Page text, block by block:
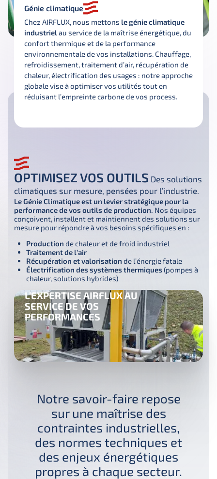
Génie climatique
Chez AIRFLUX, nous mettons le génie climatique
industriel au service de la maîtrise énergétique, du
confort thermique et de la performance
environnementale de vos installations. Chauffage,
refroidissement, traitement d’air, récupération de
chaleur, électrification des usages : notre approche
globale vise à optimiser vos utilités tout en
réduisant l’empreinte carbone de vos process.
OPTIMISEZ VOS OUTILS Des solutions
climatiques sur mesure, pensées pour l’industrie.
Le Génie Climatique est un levier stratégique pour la
performance de vos outils de production. Nos équipes
conçoivent, installent et maintiennent des solutions sur
mesure pour répondre à vos besoins spécifiques en :
Production de chaleur et de froid industriel
Traitement de l’air
Récupération et valorisation de l’énergie fatale
Électrification des systèmes thermiques(pompes à
chaleur, solutions hybrides)
L’EXPERTISE AIRFLUX AU
SERVICE DE VOS
PERFORMANCES
Notre savoir-faire repose
sur une maîtrise des
contraintes industrielles,
des normes techniques et
des enjeux énergétiques
propres à chaque secteur.